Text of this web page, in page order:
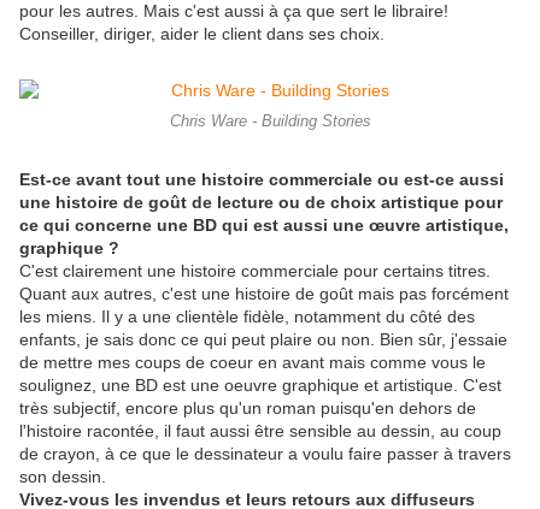
pour les autres. Mais c'est aussi à ça que sert le libraire!
Conseiller, diriger, aider le client dans ses choix.
Chris Ware - Building Stories
Est-ce avant tout une histoire commerciale ou est-ce aussi
une histoire de goût de lecture ou de choix artistique pour
ce qui concerne une BD qui est aussi une œuvre artistique,
graphique ?
C'est clairement une histoire commerciale pour certains titres.
Quant aux autres, c'est une histoire de goût mais pas forcément
les miens. Il y a une clientèle fidèle, notamment du côté des
enfants, je sais donc ce qui peut plaire ou non. Bien sûr, j'essaie
de mettre mes coups de coeur en avant mais comme vous le
soulignez, une BD est une oeuvre graphique et artistique. C'est
très subjectif, encore plus qu'un roman puisqu'en dehors de
l'histoire racontée, il faut aussi être sensible au dessin, au coup
de crayon, à ce que le dessinateur a voulu faire passer à travers
son dessin.
Vivez-vous les invendus et leurs retours aux diffuseurs